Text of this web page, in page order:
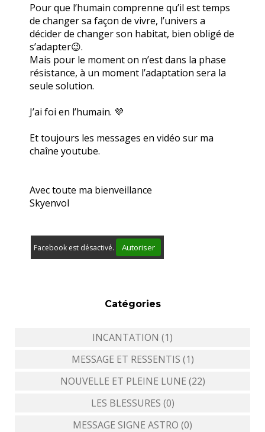
Pour que l’humain comprenne qu’il est temps
de changer sa façon de vivre, l’univers a
décider de changer son habitat, bien obligé de
s’adapter😉.
Mais pour le moment on n’est dans la phase
résistance, à un moment l’adaptation sera la
seule solution.
J’ai foi en l’humain. 💜
Et toujours les messages en vidéo sur ma
chaîne youtube.
Avec toute ma bienveillance
Skyenvol
Facebook est désactivé. Autoriser
Catégories
INCANTATION (1)
MESSAGE ET RESSENTIS (1)
NOUVELLE ET PLEINE LUNE (22)
LES BLESSURES (0)
MESSAGE SIGNE ASTRO (0)